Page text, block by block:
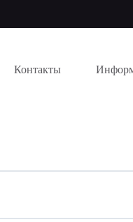
Контакты